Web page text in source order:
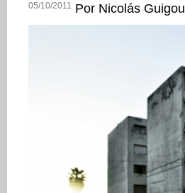
05/10/2011 Por Nicolás Guigou